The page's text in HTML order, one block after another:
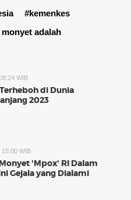
#kemenkes
adalah
WIB
di Dunia
2023
15:00 WIB
'Mpox' RI Dalam
Gejala yang Dialami